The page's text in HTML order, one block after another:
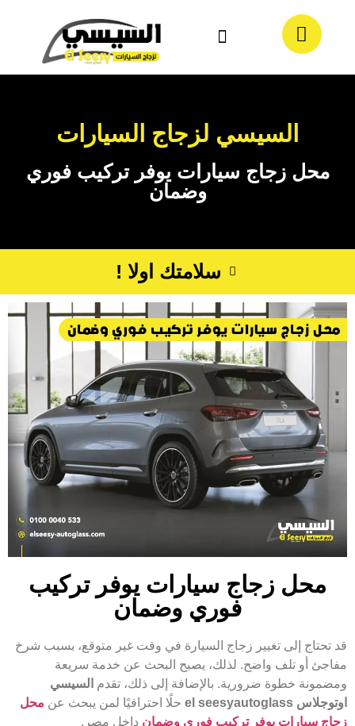
السيسي لزجاج السيارات
محل زجاج سيارات يوفر تركيب فوري
وضمان
سلامتك اولا !
محل زجاج سيارات يوفر تركيب
فوري وضمان
قد تحتاج إلى تغيير زجاج السيارة في وقت غير متوقع، بسبب شرخ
مفاجئ أو تلف واضح. لذلك، يصبح البحث عن خدمة سريعة
ومضمونة خطوة ضرورية. بالإضافة إلى ذلك، تقدم السيسي
اوتوجلاس el seesyautoglass
حلًا احترافيًا لمن يبحث عن محل
زجاج سيارات يوفر تركيب فوري وضمان داخل مصر.